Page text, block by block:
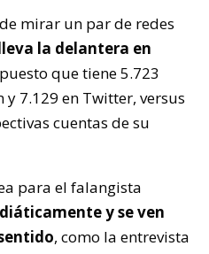
mirar un par de redes
la delantera en
que tiene 5.723
7.129 en Twitter, versus
cuentas de su
para el falangista
y se ven
, como la entrevista